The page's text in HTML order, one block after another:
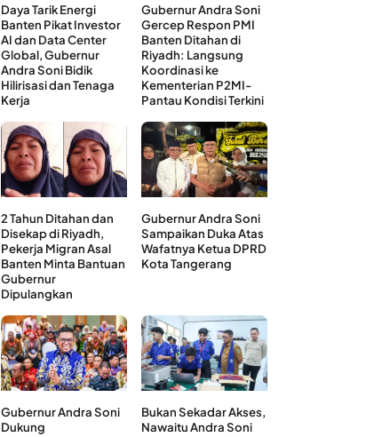
Daya Tarik Energi
Banten Pikat Investor
AI dan Data Center
Global, Gubernur
Andra Soni Bidik
Hilirisasi dan Tenaga
Kerja
Gubernur Andra Soni
Gercep Respon PMI
Banten Ditahan di
Riyadh: Langsung
Koordinasi ke
Kementerian P2MI-
Pantau Kondisi Terkini
2 Tahun Ditahan dan
Disekap di Riyadh,
Pekerja Migran Asal
Banten Minta Bantuan
Gubernur
Dipulangkan
Gubernur Andra Soni
Sampaikan Duka Atas
Wafatnya Ketua DPRD
Kota Tangerang
Gubernur Andra Soni
Dukung
Bukan Sekadar Akses,
Nawaitu Andra Soni